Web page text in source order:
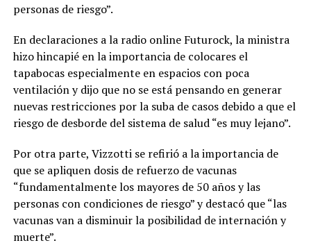
personas de riesgo”.
En declaraciones a la radio online Futurock, la ministra
hizo hincapié en la importancia de colocares el
tapabocas especialmente en espacios con poca
ventilación y dijo que no se está pensando en generar
nuevas restricciones por la suba de casos debido a que el
riesgo de desborde del sistema de salud “es muy lejano”.
Por otra parte, Vizzotti se refirió a la importancia de
que se apliquen dosis de refuerzo de vacunas
“fundamentalmente los mayores de 50 años y las
personas con condiciones de riesgo” y destacó que “las
vacunas van a disminuir la posibilidad de internación y
muerte”.